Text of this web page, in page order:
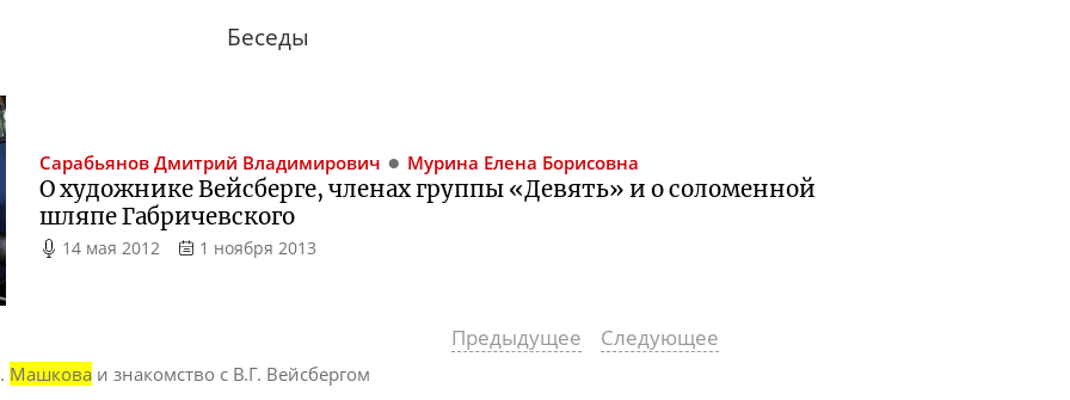
Беседы
Сарабьянов Дмитрий Владимирович Мурина Елена Борисовна
О художнике Вейсберге, членах группы «Девять» и о соломенной
шляпе Габричевского
14 мая 2012 1 ноября 2013
Предыдущее Следующее
Машкова и знакомство с В.Г. Вейсбергом